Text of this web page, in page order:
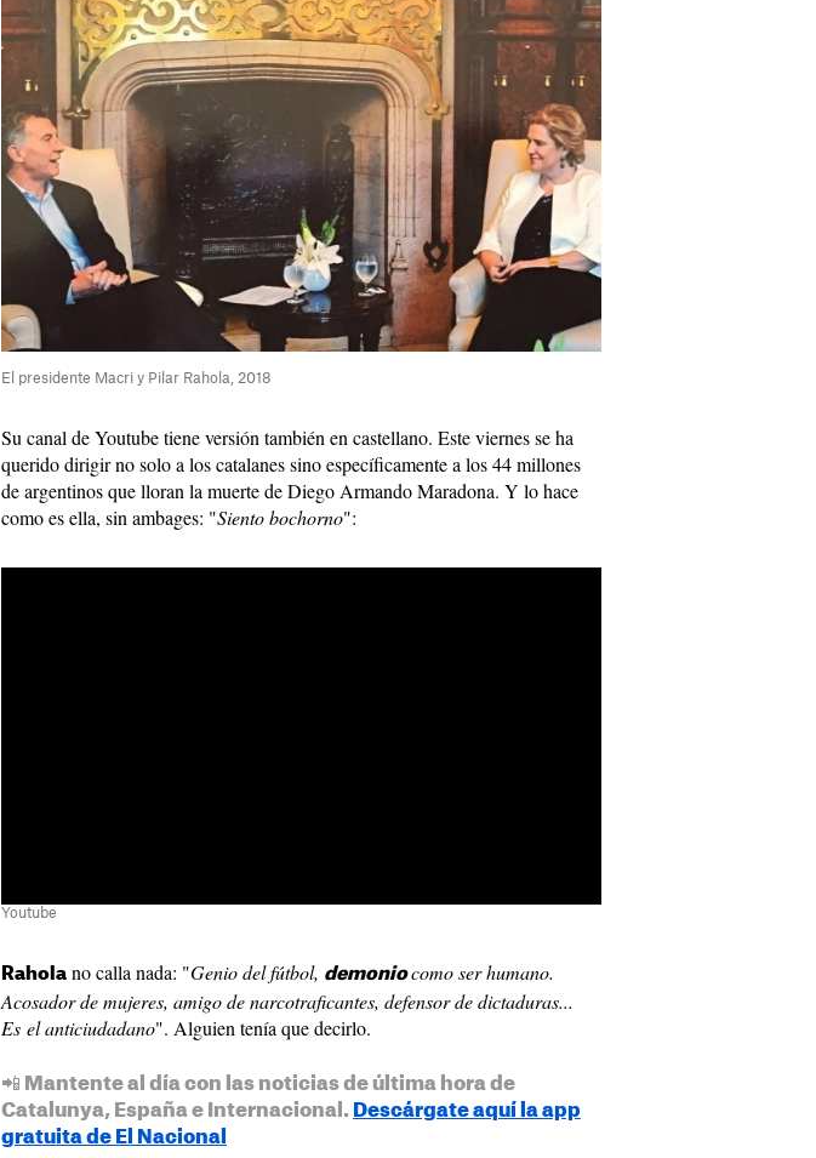
El presidente Macri y Pilar Rahola, 2018
Su canal de Youtube tiene versión también en castellano. Este viernes se ha
querido dirigir no solo a los catalanes sino específicamente a los 44 millones
de argentinos que lloran la muerte de Diego Armando Maradona. Y lo hace
como es ella, sin ambages: "Siento bochorno":
Youtube
Rahola no calla nada: "Genio del fútbol, demoniocomo ser humano.
Acosador de mujeres, amigo de narcotraficantes, defensor de dictaduras...
Es el anticiudadano". Alguien tenía que decirlo.
📲 Mantente al día con las noticias de última hora de
Catalunya, España e Internacional. Descárgate aquí la app
gratuita de El Nacional